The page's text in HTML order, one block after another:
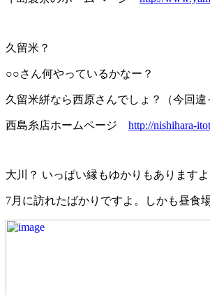
久留米？
○○さん何やっているかなー？
久留米絣なら西原さんでしょ？（今回違
西島糸店ホームページ http://nishihara-
大川？ いっぱい縁もゆかりもありますよ
7月に訪れたばかりですよ。しかも昼食